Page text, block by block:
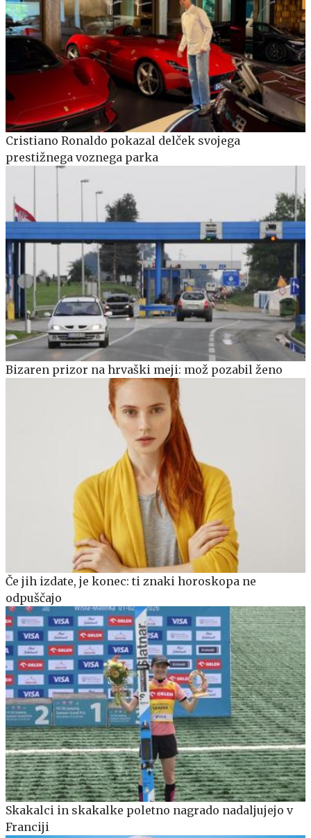
Cristiano Ronaldo pokazal delček svojega
prestižnega voznega parka
Bizaren prizor na hrvaški meji: mož pozabil ženo
Če jih izdate, je konec: ti znaki horoskopa ne
odpuščajo
Skakalci in skakalke poletno nagrado nadaljujejo v
Franciji